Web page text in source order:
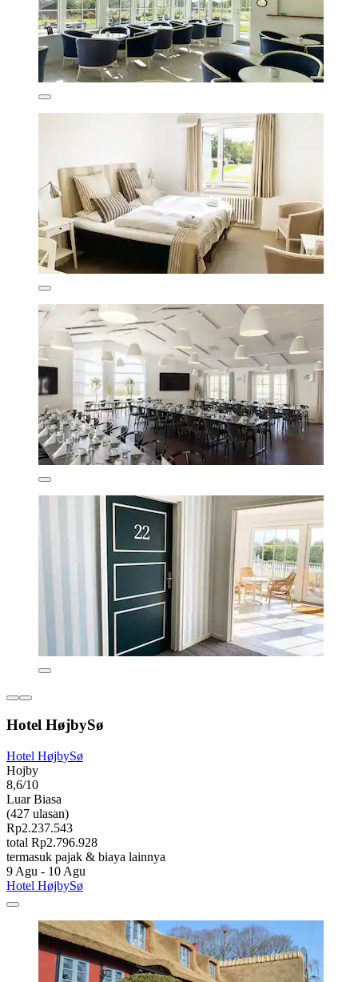
Hotel HøjbySø
Hotel HøjbySø
Hojby
8,6/10
Luar Biasa
(427 ulasan)
Rp2.237.543
total Rp2.796.928
termasuk pajak & biaya lainnya
9 Agu - 10 Agu
Hotel HøjbySø